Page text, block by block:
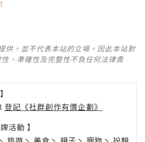
供，並不代表本站的立場。因此本站對
、準確性及完整性不負任何法律責
登記《社群創作有價企劃》
活動 】